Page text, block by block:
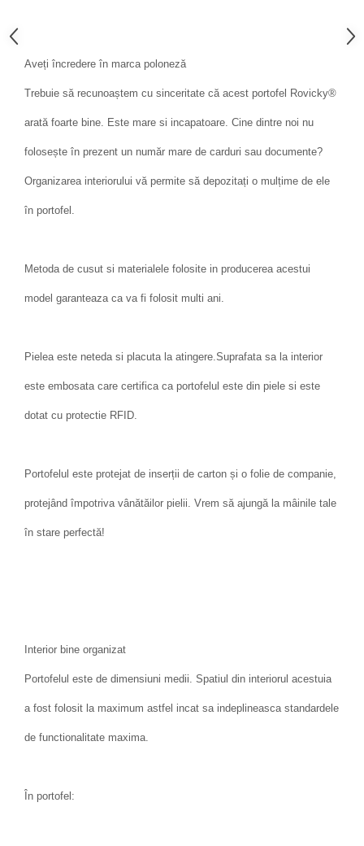
Aveți încredere în marca poloneză
Trebuie să recunoaștem cu sinceritate că acest portofel Rovicky®
arată foarte bine. Este mare si incapatoare. Cine dintre noi nu
folosește în prezent un număr mare de carduri sau documente?
Organizarea interiorului vă permite să depozitați o mulțime de ele
în portofel.
Metoda de cusut si materialele folosite in producerea acestui
model garanteaza ca va fi folosit multi ani.
Pielea este neteda si placuta la atingere.Suprafata sa la interior
este embosata care certifica ca portofelul este din piele si este
dotat cu protectie RFID.
Portofelul este protejat de inserții de carton și o folie de companie,
protejând împotriva vânătăilor pielii. Vrem să ajungă la mâinile tale
în stare perfectă!
Interior bine organizat
Portofelul este de dimensiuni medii. Spatiul din interiorul acestuia
a fost folosit la maximum astfel incat sa indeplineasca standardele
de functionalitate maxima.
În portofel: